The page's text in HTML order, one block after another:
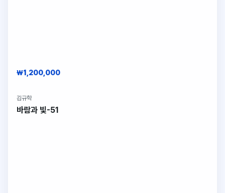
₩1,200,000
구매 가능
김규학
바람과 빛-51